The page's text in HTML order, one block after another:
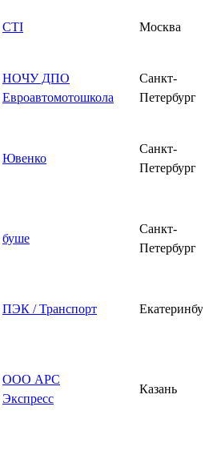
CTI Москва
НОЧУ ДПО
Евроавтомотошкола
Санкт-
Петербург
Ювенко
Санкт-
Петербург
буше
Санкт-
Петербург
ПЭК / Транспорт
ООО АРС
Экспресс
Казань